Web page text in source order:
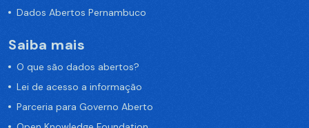
Dados Abertos Pernambuco
Saiba mais
O que são dados abertos?
Lei de acesso a informação
Parceria para Governo Aberto